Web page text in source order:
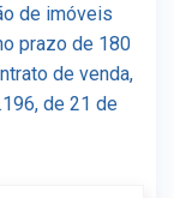
de imóveis
prazo de 180
de venda,
de 21 de